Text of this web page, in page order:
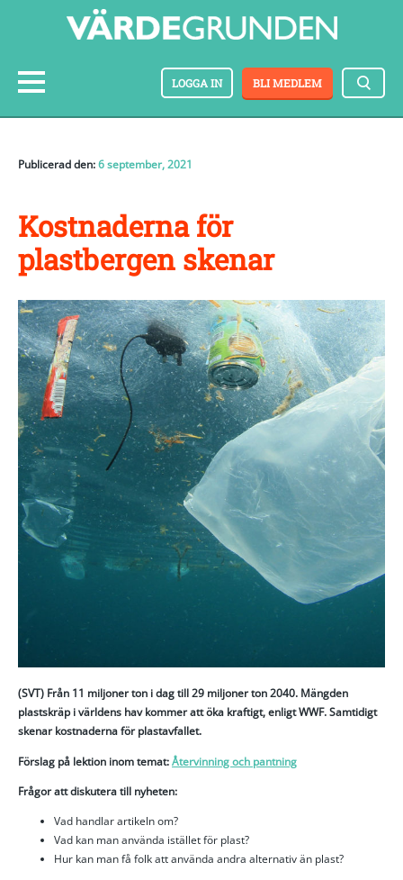
BLI MEDLEM
LOGGA IN
Publicerad den:6 september, 2021
Kostnaderna för
plastbergen skenar
(SVT) Från 11 miljoner ton i dag till 29 miljoner ton 2040. Mängden
plastskräp i världens hav kommer att öka kraftigt, enligt WWF. Samtidigt
skenar kostnaderna för plastavfallet.
Förslag på lektion inom temat:Återvinning och pantning
Frågor att diskutera till nyheten:
Vad handlar artikeln om?
Vad kan man använda istället för plast?
Hur kan man få folk att använda andra alternativ än plast?